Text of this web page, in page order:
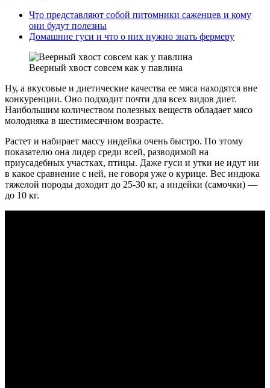
Что представляют собой питомники саженцев и кому
они будут полезны
Домашние гуси и что о них нужно знать фермеру
Веерный хвост совсем как у павлина
Ну, а вкусовые и диетические качества ее мяса находятся вне
конкуренции. Оно подходит почти для всех видов диет.
Наибольшим количеством полезных веществ обладает мясо
молодняка в шестимесячном возрасте.
Растет и набирает массу индейка очень быстро. По этому
показателю она лидер среди всей, разводимой на
приусадебных участках, птицы. Даже гуси и утки не идут ни
в какое сравнение с ней, не говоря уже о курице. Вес индюка
тяжелой породы доходит до 25-30 кг, а индейки (самочки) —
до 10 кг.